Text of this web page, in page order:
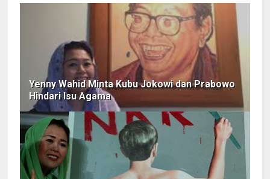
Yenny Wahid Minta Kubu Jokowi dan Prabowo
Hindari Isu Agama